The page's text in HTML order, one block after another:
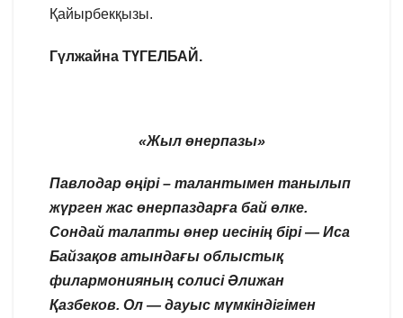
Қайырбекқызы.
Гүлжайна ТҮГЕЛБАЙ.
«Жыл өнерпазы»
Павлодар өңірі – талантымен танылып
жүрген жас өнерпаздарға бай өлке.
Сондай талапты өнер иесінің бірі — Иса
Байзақов атындағы облыстық
филармонияның солисі Әлижан
Қазбеков. Ол — дауыс мүмкіндігімен